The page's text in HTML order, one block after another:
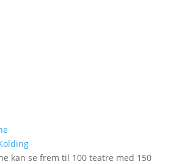
kan se frem til 100 teatre med 150